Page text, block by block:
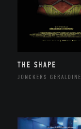
THE SHAPE
JONCKERS GÉRALDINE